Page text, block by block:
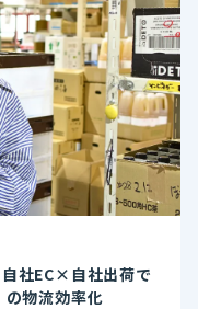
自社EC×自社出荷で
の物流効率化